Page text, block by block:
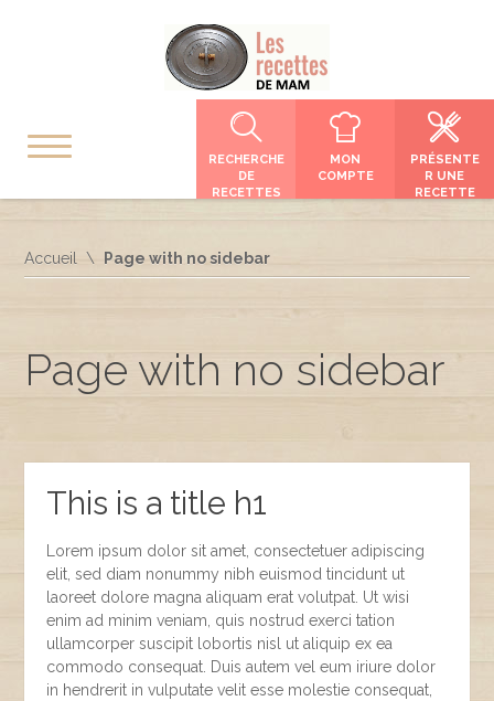
RECHERCHE
DE
RECETTES
MON
COMPTE
PRÉSENTE
R UNE
RECETTE
Accueil Page with no sidebar
Page with no sidebar
This is a title h1
Lorem ipsum dolor sit amet, consectetuer adipiscing
elit, sed diam nonummy nibh euismod tincidunt ut
laoreet dolore magna aliquam erat volutpat. Ut wisi
enim ad minim veniam, quis nostrud exerci tation
ullamcorper suscipit lobortis nisl ut aliquip ex ea
commodo consequat. Duis autem vel eum iriure dolor
in hendrerit in vulputate velit esse molestie consequat,